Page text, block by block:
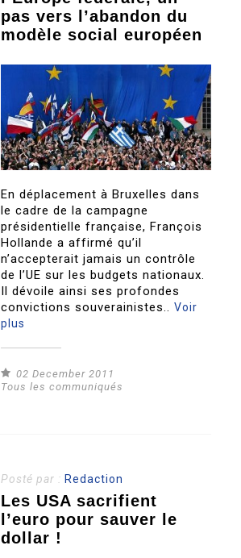
pas vers l’abandon du
modèle social européen
En déplacement à Bruxelles dans
le cadre de la campagne
présidentielle française, François
Hollande a affirmé qu’il
n’accepterait jamais un contrôle
de l’UE sur les budgets nationaux.
Il dévoile ainsi ses profondes
convictions souverainistes..Voir
plus
02 December 2011
Tous les communiqués
Posté par : Redaction
Les USA sacrifient
l’euro pour sauver le
dollar !